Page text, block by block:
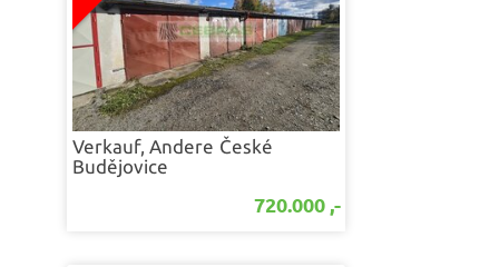
Verkauf, Andere České
Budějovice
720.000 ,-